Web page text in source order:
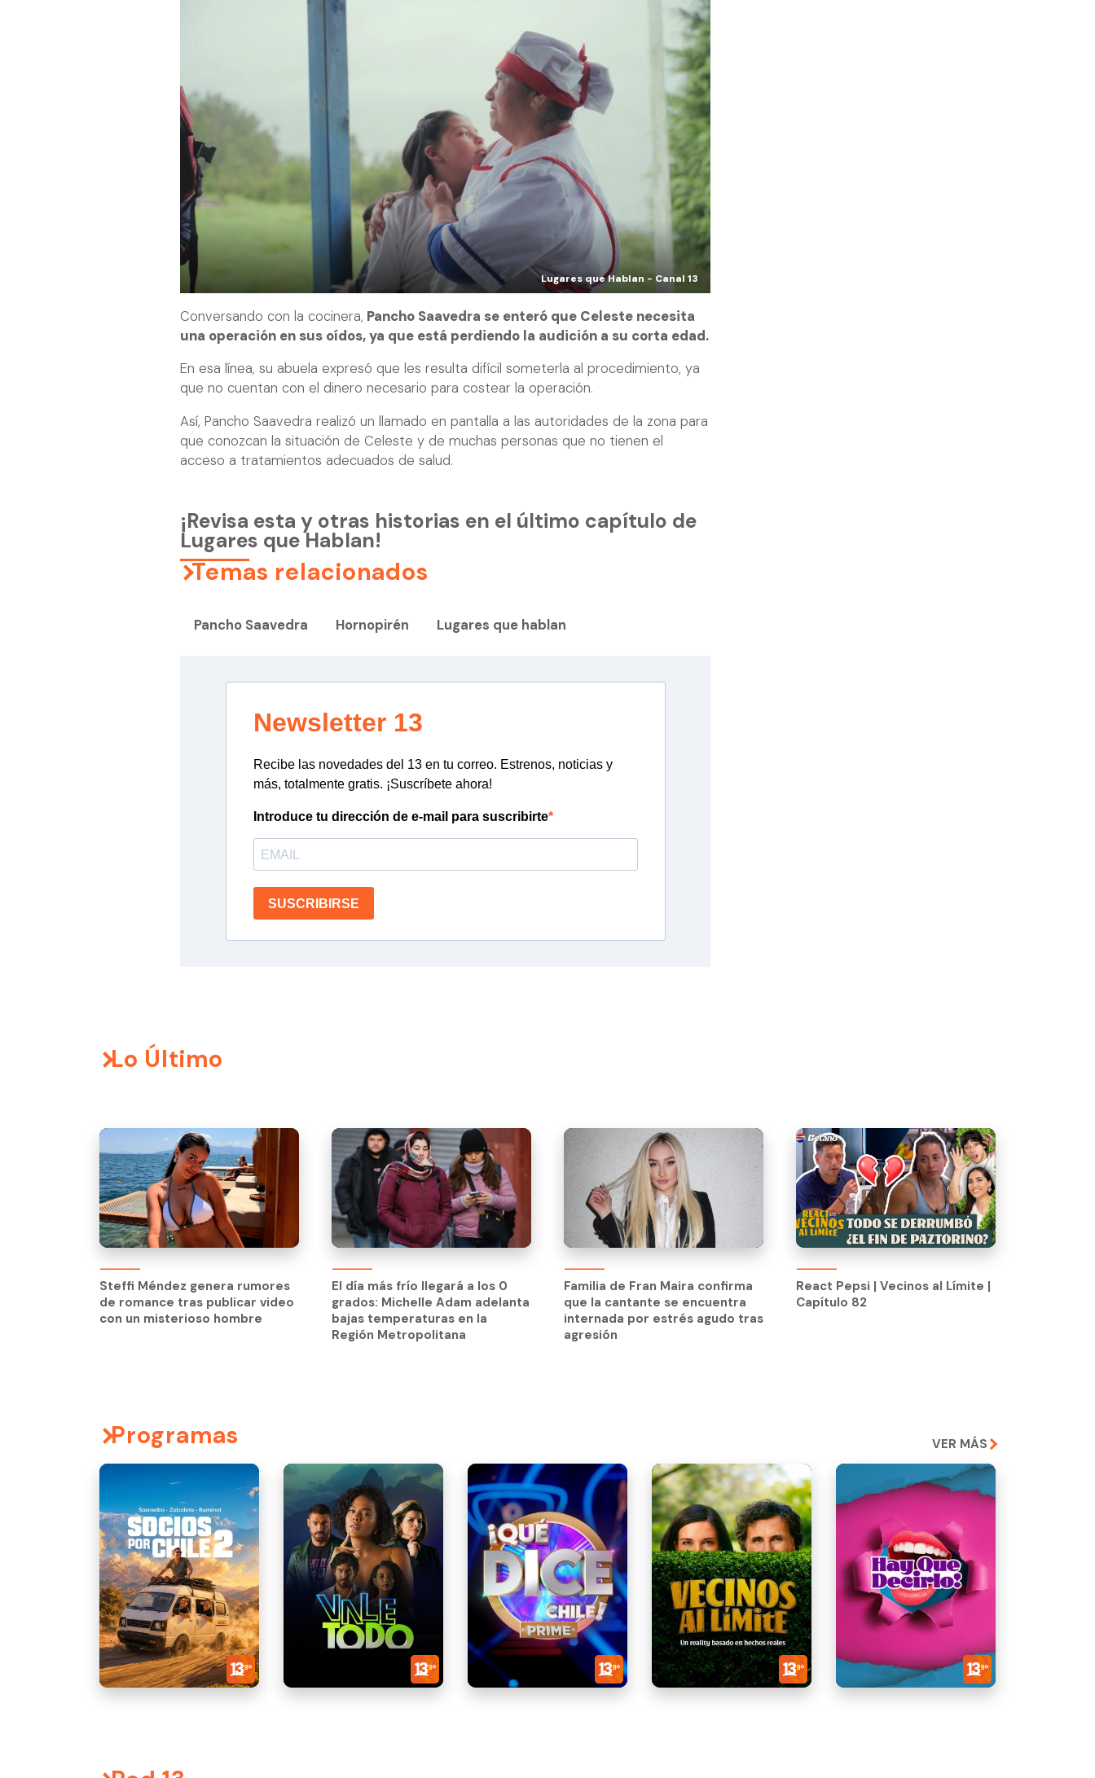
Lugares que Hablan - Canal 13
Conversando con la cocinera, Pancho Saavedra se enteró que Celeste necesita
una operación en sus oídos, ya que está perdiendo la audición a su corta edad.
En esa línea, su abuela expresó que les resulta difícil someterla al procedimiento, ya
que no cuentan con el dinero necesario para costear la operación.
Así, Pancho Saavedra realizó un llamado en pantalla a las autoridades de la zona para
que conozcan la situación de Celeste y de muchas personas que no tienen el
acceso a tratamientos adecuados de salud.
¡Revisa esta y otras historias en el último capítulo de
Lugares que Hablan!
Temas relacionados
Pancho Saavedra Hornopirén Lugares que hablan
Newsletter 13
Recibe las novedades del 13 en tu correo. Estrenos, noticias y
más, totalmente gratis. ¡Suscríbete ahora!
Introduce tu dirección de e-mail para suscribirte
SUSCRIBIRSE
Lo Último
Steffi Méndez genera rumores
de romance tras publicar video
con un misterioso hombre
Steffi Méndez genera rumores
de romance tras publicar video
con un misterioso hombre
El día más frío llegará a los 0
grados: Michelle Adam adelanta
bajas temperaturas en la
Región Metropolitana
El día más frío llegará a los 0
grados: Michelle Adam adelanta
bajas temperaturas en la
Región Metropolitana
Familia de Fran Maira confirma
que la cantante se encuentra
internada por estrés agudo tras
agresión
React Pepsi | Vecinos al Límite |
Capítulo 82
React Pepsi | Vecinos al Límite |
Capítulo 82
Programas VER MÁS